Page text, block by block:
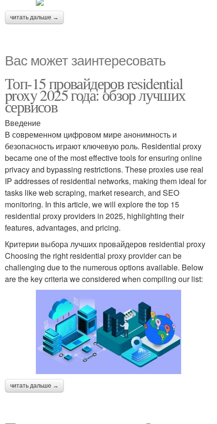
читать дальше →
Вас может заинтересовать
Топ-15 провайдеров residential
proxy 2025 года: обзор лучших
сервисов
Введение
В современном цифровом мире анонимность и
безопасность играют ключевую роль. Residential proxy
became one of the most effective tools for ensuring online
privacy and bypassing restrictions. These proxies use real
IP addresses of residential networks, making them ideal for
tasks like web scraping, market research, and SEO
monitoring. In this article, we will explore the top 15
residential proxy providers in 2025, highlighting their
features, advantages, and pricing.
Критерии выбора лучших провайдеров residential proxy
Choosing the right residential proxy provider can be
challenging due to the numerous options available. Below
are the key criteria we considered when compiling our list:
читать дальше →